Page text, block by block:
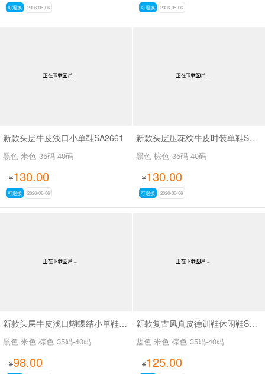
可退换 2026-08-06 可退换 2026-08-06
新款头层牛皮浅口小单鞋SA2661
黑色 米色 35码-40码
¥130.00
可退换 2026-08-06
新款头层压花纹牛皮时装单鞋SA2562
黑色 棕色 35码-40码
¥130.00
可退换 2026-08-06
新款头层牛皮浅口蝴蝶结小单鞋SA7801
黑色 米色 棕色 35码-40码
¥98.00
新款复古风真皮德训鞋休闲鞋SA2696
蓝色 米色 棕色 35码-40码
¥125.00